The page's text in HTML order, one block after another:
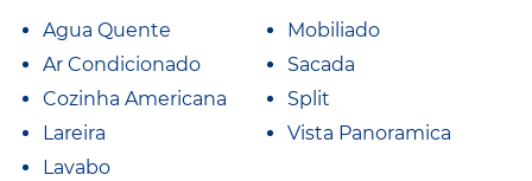
Agua Quente
Ar Condicionado
Cozinha Americana
Lareira
Lavabo
Mobiliado
Sacada
Split
Vista Panoramica